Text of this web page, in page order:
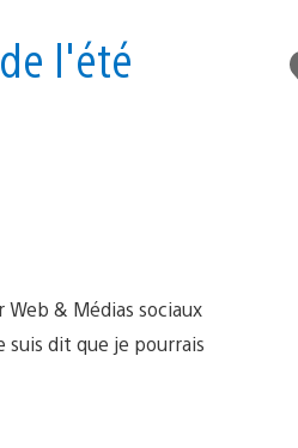
l'été
& Médias sociaux
suis dit que je pourrais